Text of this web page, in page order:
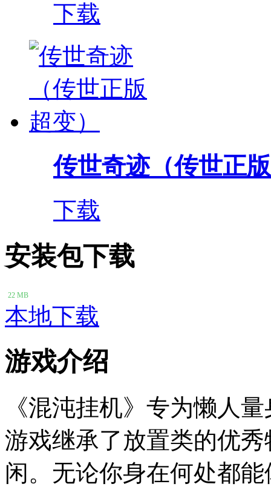
下载
传世奇迹（传世正
下载
安装包下载
22 MB
本地下载
游戏介绍
《混沌挂机》专为懒人
游戏继承了放置类的优
闲。无论你身在何处都